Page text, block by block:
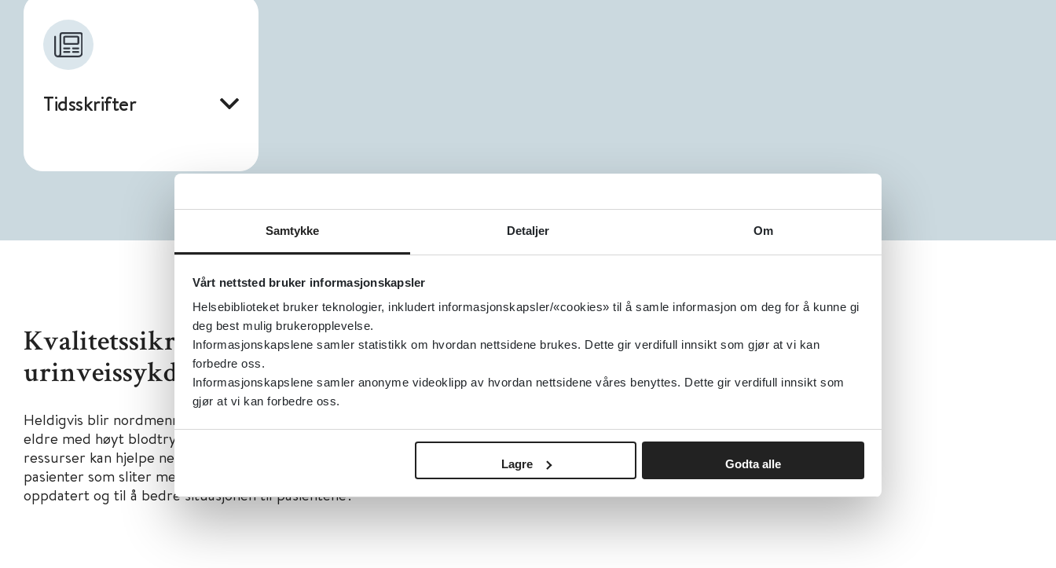
Samtykke Detaljer Om
Vårt nettsted bruker informasjonskapsler
Helsebiblioteket bruker teknologier, inkludert informasjonskapsler/«cookies» til å samle informasjon om deg for å kunne gi
deg best mulig brukeropplevelse.
Informasjonskapslene samler statistikk om hvordan nettsidene brukes. Dette gir verdifull innsikt som gjør at vi kan
forbedre oss.
Informasjonskapslene samler anonyme videoklipp av hvordan nettsidene våres benyttes. Dette gir verdifull innsikt som
gjør at vi kan forbedre oss.
Lagre Godta alle
Tidsskrifter
Kvalitetssikrede kilder - nyre- og
urinveissykdommer
Heldigvis blir nordmenn eldre, men da øker også antall eldre i dialyse,
eldre med høyt blodtrykk, eldre med urinveisproblemer osv. Hvilke
ressurser kan hjelpe nefrologer, nyresykepleier og andre som jobber med
pasienter som sliter med nyre og urinveissykdommer til å holde seg
oppdatert og til å bedre situasjonen til pasientene?
Kvalitetssikrede kilder
innen nyre- og
Elektrolyttveileder